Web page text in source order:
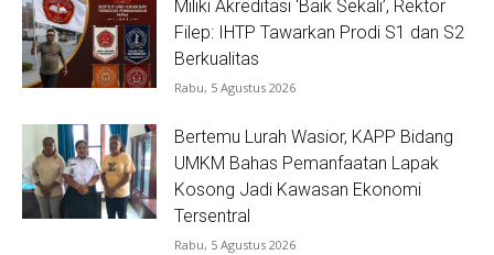
Miliki Akreditasi ‘Baik Sekali’, Rektor
Filep: IHTP Tawarkan Prodi S1 dan S2
Berkualitas
Rabu, 5 Agustus 2026
Bertemu Lurah Wasior, KAPP Bidang
UMKM Bahas Pemanfaatan Lapak
Kosong Jadi Kawasan Ekonomi
Tersentral
Rabu, 5 Agustus 2026